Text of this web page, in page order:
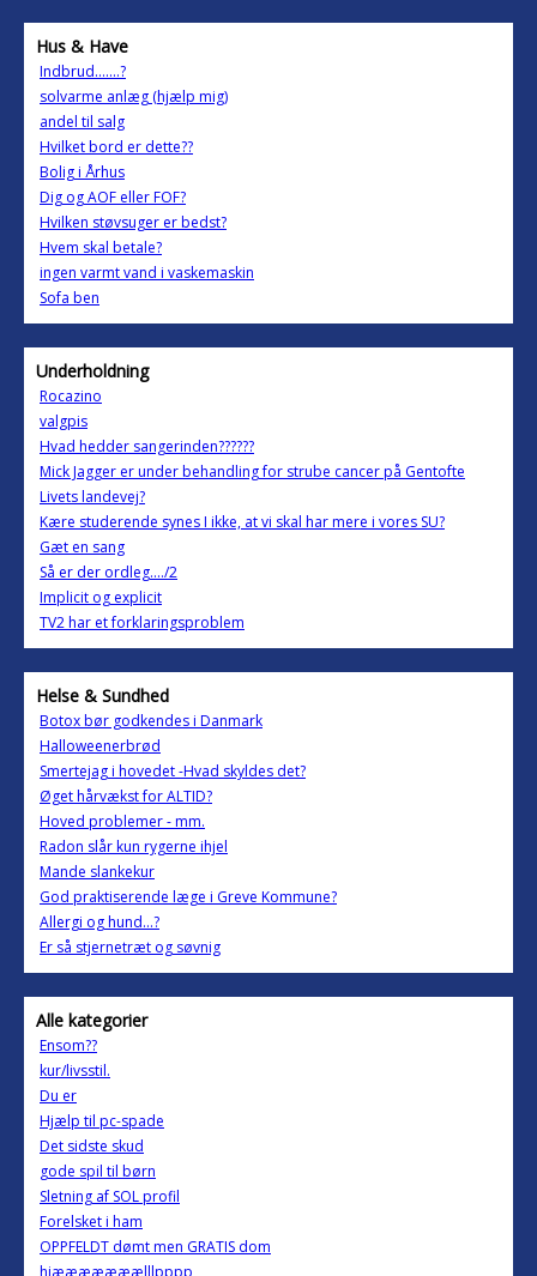
Hus & Have
Indbrud.......?
solvarme anlæg (hjælp mig)
andel til salg
Hvilket bord er dette??
Bolig i Århus
Dig og AOF eller FOF?
Hvilken støvsuger er bedst?
Hvem skal betale?
ingen varmt vand i vaskemaskin
Sofa ben
Underholdning
Rocazino
valgpis
Hvad hedder sangerinden??????
Mick Jagger er under behandling for strube cancer på Gentofte
Livets landevej?
Kære studerende synes I ikke, at vi skal har mere i vores SU?
Gæt en sang
Så er der ordleg..../2
Implicit og explicit
TV2 har et forklaringsproblem
Helse & Sundhed
Botox bør godkendes i Danmark
Halloweenerbrød
Smertejag i hovedet -Hvad skyldes det?
Øget hårvækst for ALTID?
Hoved problemer - mm.
Radon slår kun rygerne ihjel
Mande slankekur
God praktiserende læge i Greve Kommune?
Allergi og hund...?
Er så stjernetræt og søvnig
Alle kategorier
Ensom??
kur/livsstil.
Du er
Hjælp til pc-spade
Det sidste skud
gode spil til børn
Sletning af SOL profil
Forelsket i ham
OPPFELDT dømt men GRATIS dom
hjææææææælllpppp